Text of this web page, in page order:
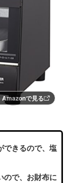
Amazonで見る
できるので、塩
ので、お財布に